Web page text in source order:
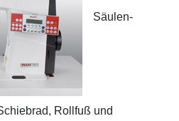
Säulen-
Rollfuß und